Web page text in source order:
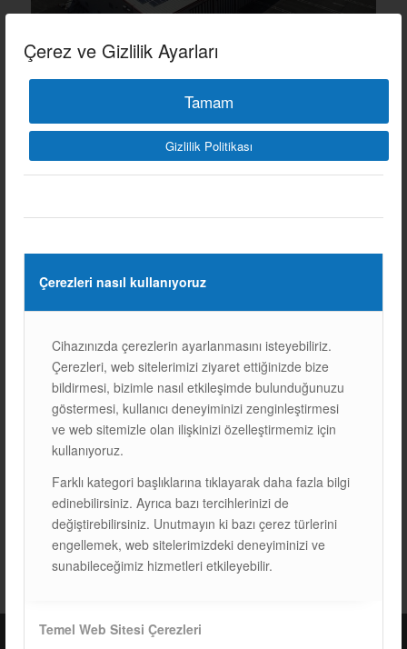
Çerez ve Gizlilik Ayarları
Tamam
Gizlilik Politikası
Çerezleri nasıl kullanıyoruz
Cihazınızda çerezlerin ayarlanmasını isteyebiliriz.
Çerezleri, web sitelerimizi ziyaret ettiğinizde bize
bildirmesi, bizimle nasıl etkileşimde bulunduğunuzu
göstermesi, kullanıcı deneyiminizi zenginleştirmesi
ve web sitemizle olan ilişkinizi özelleştirmemiz için
kullanıyoruz.
Farklı kategori başlıklarına tıklayarak daha fazla bilgi
edinebilirsiniz. Ayrıca bazı tercihlerinizi de
değiştirebilirsiniz. Unutmayın ki bazı çerez türlerini
engellemek, web sitelerimizdeki deneyiminizi ve
sunabileceğimiz hizmetleri etkileyebilir.
Temel Web Sitesi Çerezleri
Sonraki
ETIKETLER: EĞIMLI ÇATI SISTEMLERI , ISOTRAP S